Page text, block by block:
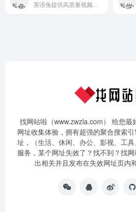
找网站啦（www.zwzla.com） 给您最
网址收集体验，拥有超强的聚合搜索
址，（生活、休闲、办公、影视、工
服务，某个网址失效了？找不到？找
出相关并且发布在失效网址页内